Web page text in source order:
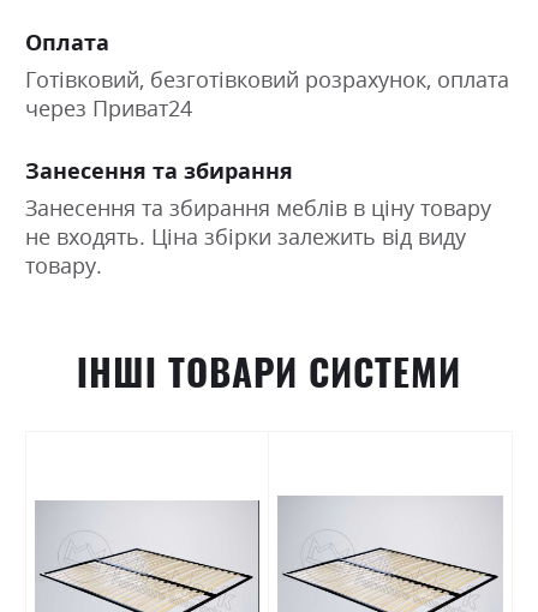
Оплата
Готівковий, безготівковий розрахунок, оплата
через Приват24
Занесення та збирання
Занесення та збирання меблів в ціну товару
не входять. Ціна збірки залежить від виду
товару.
ІНШІ ТОВАРИ СИСТЕМИ